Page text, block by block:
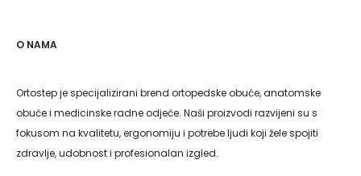
O NAMA
Ortostep je specijalizirani brend ortopedske obuće, anatomske
obuće i medicinske radne odjeće. Naši proizvodi razvijeni su s
fokusom na kvalitetu, ergonomiju i potrebe ljudi koji žele spojiti
zdravlje, udobnost i profesionalan izgled.